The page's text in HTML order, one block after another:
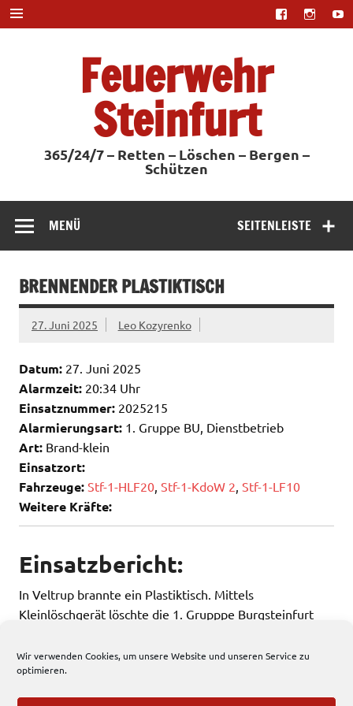
Wir verwenden Cookies, um unsere Website und unseren Service zu
optimieren.
Zum
Inhalt
springen
Feuerwehr
Steinfurt
365/24/7 – Retten – Löschen – Bergen –
Schützen
SEITENLEISTE
MENÜ
BRENNENDER PLASTIKTISCH
27. Juni 2025 Leo Kozyrenko
Datum: 27. Juni 2025
Alarmzeit: 20:34 Uhr
Einsatznummer: 2025215
Alarmierungsart: 1. Gruppe BU, Dienstbetrieb
Art: Brand-klein
Einsatzort:
Fahrzeuge: Stf-1-HLF20 Stf-1-KdoW 2 Stf-1-LF10
Weitere Kräfte:
Einsatzbericht:
In Veltrup brannte ein Plastiktisch. Mittels
Kleinlöschgerät löschte die 1. Grupppe Burgsteinfurt
171 total views